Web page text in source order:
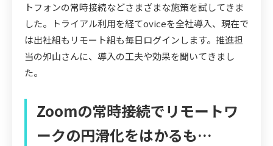
トフォンの常時接続などさまざまな施策を試してきま
した。トライアル利用を経てoviceを全社導入、現在で
は出社組もリモート組も毎日ログインします。推進担
当の夘山さんに、導入の工夫や効果を聞いてきまし
た。
Zoomの常時接続でリモートワ
ークの円滑化をはかるも…